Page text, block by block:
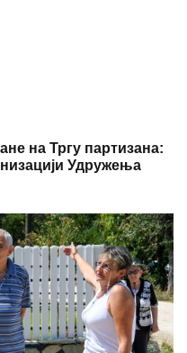
на Тргу партизана:
Удружења